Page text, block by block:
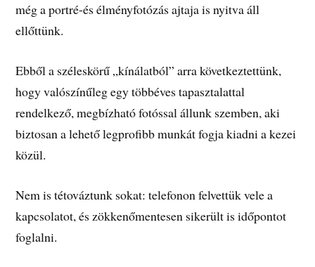
még a portré-és élményfotózás ajtaja is nyitva áll
ellőttünk.
Ebből a széleskörű „kínálatból” arra következtettünk,
hogy valószínűleg egy többéves tapasztalattal
rendelkező, megbízható fotóssal állunk szemben, aki
biztosan a lehető legprofibb munkát fogja kiadni a kezei
közül.
Nem is tétováztunk sokat: telefonon felvettük vele a
kapcsolatot, és zökkenőmentesen sikerült is időpontot
foglalni.